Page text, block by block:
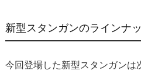
新型スタンガンのラインナ
今回登場した新型スタンガンは